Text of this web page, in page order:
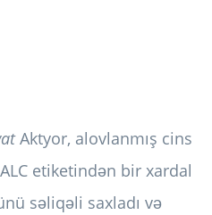
Aktyor, alovlanmış cins
etiketindən bir xardal
səliqəli saxladı və